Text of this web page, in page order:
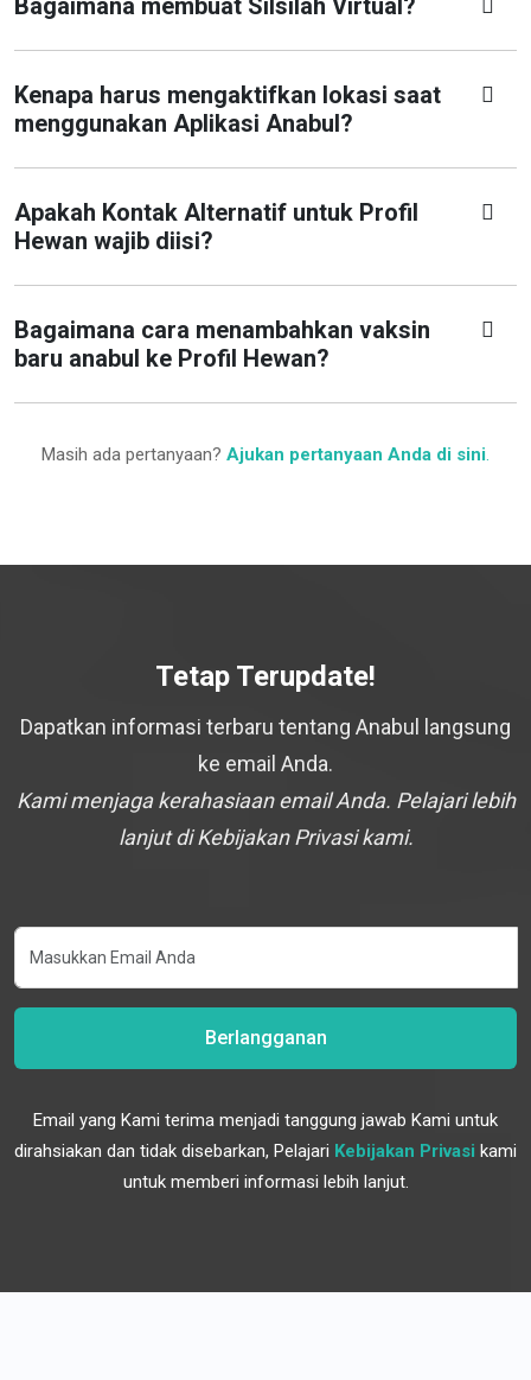
Bagaimana membuat Silsilah Virtual?
Kenapa harus mengaktifkan lokasi saat
menggunakan Aplikasi Anabul?
Apakah Kontak Alternatif untuk Profil
Hewan wajib diisi?
Bagaimana cara menambahkan vaksin
baru anabul ke Profil Hewan?
Masih ada pertanyaan? Ajukan pertanyaan Anda di sini.
Tetap Terupdate!
Dapatkan informasi terbaru tentang Anabul langsung
ke email Anda.
Kami menjaga kerahasiaan email Anda. Pelajari lebih
lanjut di Kebijakan Privasi kami.
Berlangganan
Email yang Kami terima menjadi tanggung jawab Kami untuk
dirahsiakan dan tidak disebarkan, Pelajari Kebijakan Privasi kami
untuk memberi informasi lebih lanjut.